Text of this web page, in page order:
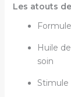
Les atouts
Huile
soin
Stimule